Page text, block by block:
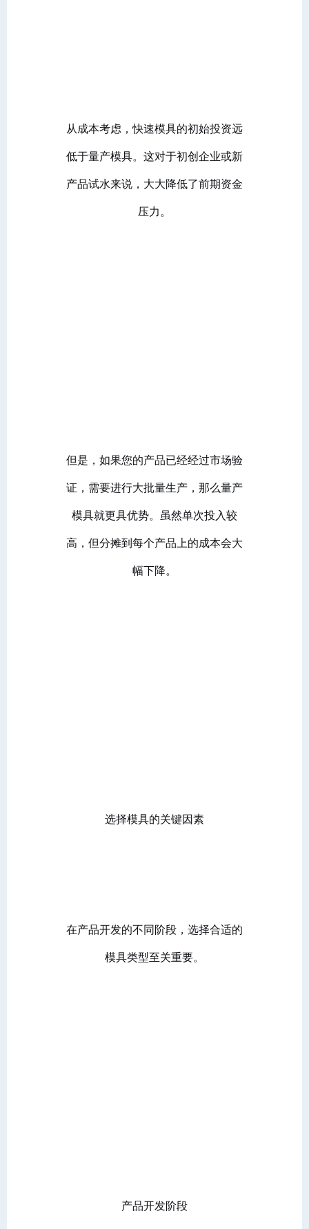
从成本考虑，快速模具的初始投资远
低于量产模具。这对于初创企业或新
产品试水来说，大大降低了前期资金
压力。
但是，如果您的产品已经经过市场验
证，需要进行大批量生产，那么量产
模具就更具优势。虽然单次投入较
高，但分摊到每个产品上的成本会大
幅下降。
选择模具的关键因素
在产品开发的不同阶段，选择合适的
模具类型至关重要。
产品开发阶段